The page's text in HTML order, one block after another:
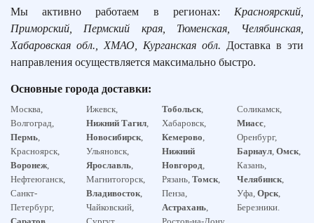
Мы активно работаем в регионах: Красноярский,
Приморский, Пермский края, Тюменская, Челябинская,
Хабаровская обл., ХМАО, Курганская обл. Доставка в эти
направления осуществляется максимально быстро.
Основные города доставки:
Москва,
Волгоград,
Пермь,
Красноярск,
Воронеж,
Нефтеюганск,
Санкт-
Петербург,
Ижевск,
Нижний Тагил,
Новосибирск,
Ульяновск,
Ярославль,
Магнитогорск,
Владивосток,
Чайковский,
Тобольск,
Хабаровск,
Кемерово,
Нижний
Новгород,
Рязань, Томск,
Пенза,
Астрахань,
Соликамск,
Миасс,
Оренбург,
Барнаул,Омск,
Казань,
Челябинск,
Уфа,Орск,
Березники.